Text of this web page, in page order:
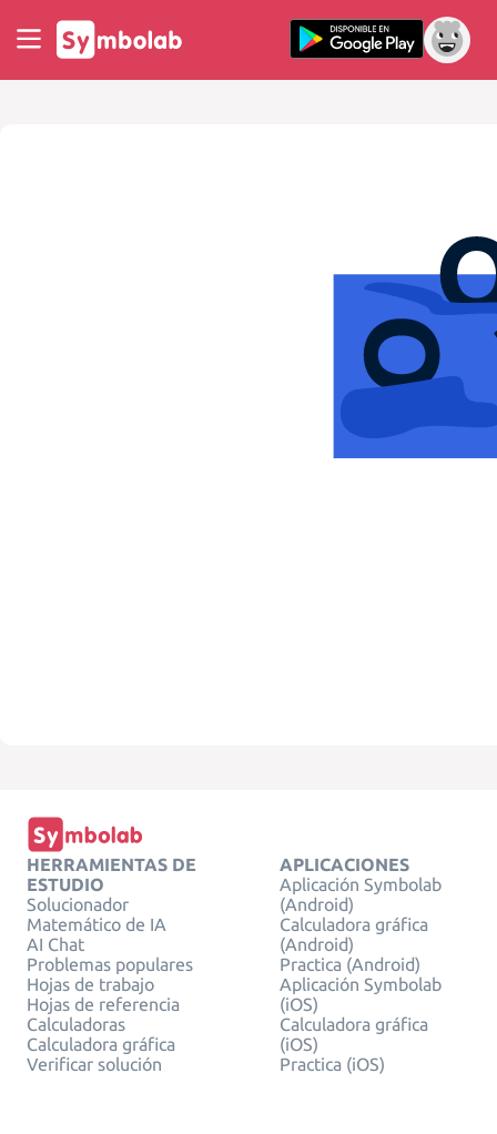
HERRAMIENTAS DE
ESTUDIO
Solucionador
Matemático de IA
AI Chat
Problemas populares
Hojas de trabajo
Hojas de referencia
Calculadoras
Calculadora gráfica
Verificar solución
APLICACIONES
Aplicación Symbolab
(Android)
Calculadora gráfica
(Android)
Practica (Android)
Aplicación Symbolab
(iOS)
Calculadora gráfica
(iOS)
Practica (iOS)